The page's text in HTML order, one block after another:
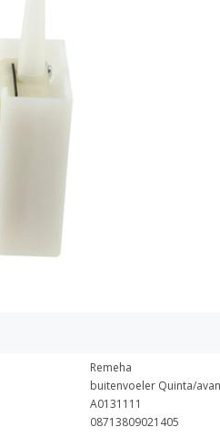
Remeha
buitenvoeler Quinta/
A0131111
08713809021405